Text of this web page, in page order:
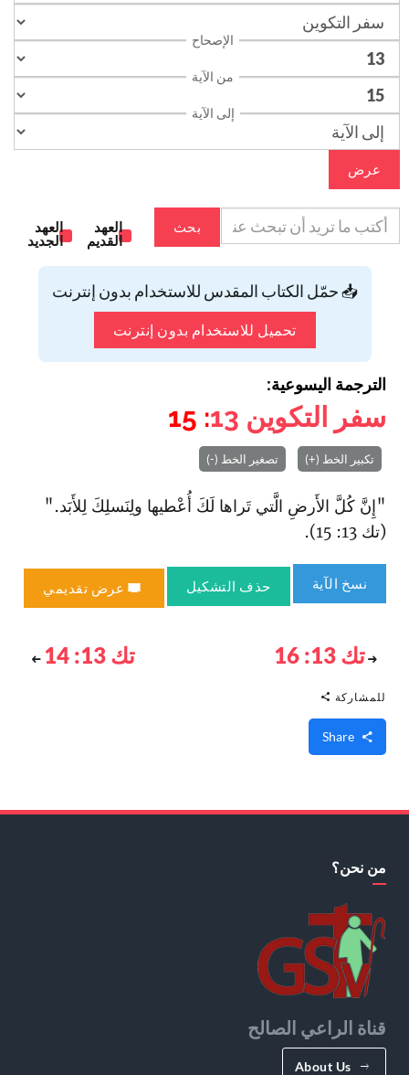
الإصحاح
من الآية
إلى الآية
عرض
بحث
العهد
القديم
العهد
الجديد
📥 حمّل الكتاب المقدس للاستخدام بدون إنترنت
تحميل للاستخدام بدون إنترنت
الترجمة اليسوعية:
سفر التكوين 13
: 15
تكبير الخط (+) تصغير الخط (-)
"إِنَّ كُلَّ الأَرضِ الَّتي تَراها لَكَ أُعْطيها ولِنَسلِكَ لِلأَبَد."
(تك 13: 15).
نسخ الآية حذف التشكيل عرض تقديمي
تك 13: 16 تك 13: 14
للمشاركة
من نحن؟
قناة الراعي الصالح
About Us